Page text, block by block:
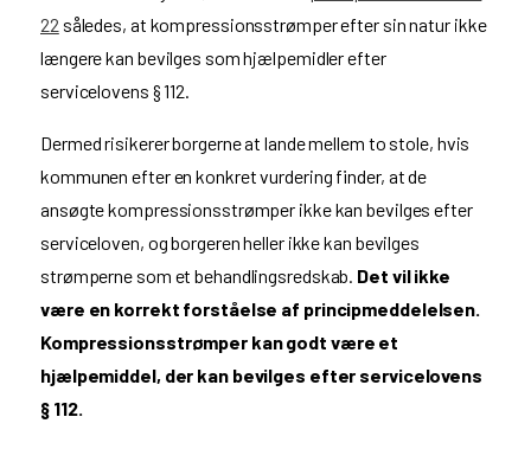
22 således, at kompressionsstrømper efter sin natur ikke
længere kan bevilges som hjælpemidler efter
servicelovens § 112.
Dermed risikerer borgerne at lande mellem to stole, hvis
kommunen efter en konkret vurdering finder, at de
ansøgte kompressionsstrømper ikke kan bevilges efter
serviceloven, og borgeren heller ikke kan bevilges
strømperne som et behandlingsredskab. Det vil ikke
være en korrekt forståelse af principmeddelelsen.
Kompressionsstrømper kan godt være et
hjælpemiddel, der kan bevilges efter servicelovens
§ 112.